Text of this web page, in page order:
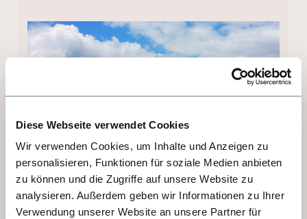
Diese Webseite verwendet Cookies
Wir verwenden Cookies, um Inhalte und Anzeigen zu
personalisieren, Funktionen für soziale Medien anbieten
zu können und die Zugriffe auf unsere Website zu
analysieren. Außerdem geben wir Informationen zu Ihrer
Verwendung unserer Website an unsere Partner für
TAG 4 - LINZ